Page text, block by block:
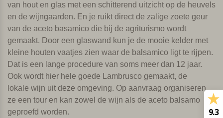
van hout en glas met een schitterend uitzicht op de heuvels
en de wijngaarden. En je ruikt direct de zalige zoete geur
van de aceto basamico die bij de agriturismo wordt
gemaakt. Door een glaswand kun je de mooie kelder met
kleine houten vaatjes zien waar de balsamico ligt te rijpen.
Dat is een lange procedure van soms meer dan 12 jaar.
Ook wordt hier hele goede Lambrusco gemaakt, de
lokale wijn uit deze omgeving. Op aanvraag organiseren
ze een tour en kan zowel de wijn als de aceto balsamo
geproefd worden.
9.3